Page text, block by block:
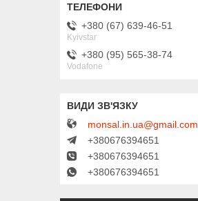
+380 (67) 639-46-51
Kyivstar
+380 (95) 565-38-74
Vodafone
monsal.in.ua@gmail.com
+380676394651
+380676394651
+380676394651